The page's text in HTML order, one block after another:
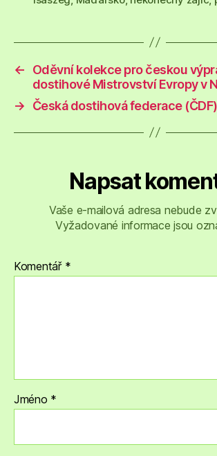
←
Oděvní kolekce pro českou
dostihové Mistrovství Evropy v
→
Česká dostihová federace (ČDF)
Napsat
Vaše e-mailová adresa nebude
Vyžadované informace jsou
Komentář *
Jméno *